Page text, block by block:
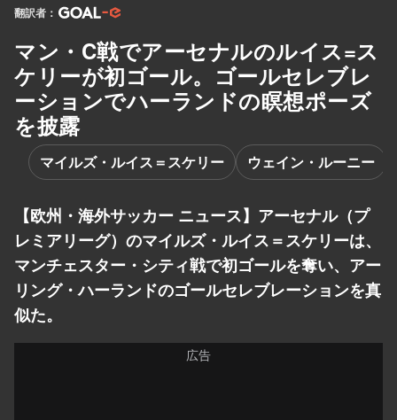
翻訳者：
マン・C戦でアーセナルのルイス=ス
ケリーが初ゴール。ゴールセレブレ
ーションでハーランドの瞑想ポーズ
を披露
マイルズ・ルイス＝スケリー ウェイン・ルーニー
【欧州・海外サッカー ニュース】アーセナル（プ
レミアリーグ）のマイルズ・ルイス＝スケリーは、
マンチェスター・シティ戦で初ゴールを奪い、アー
リング・ハーランドのゴールセレブレーションを真
似た。